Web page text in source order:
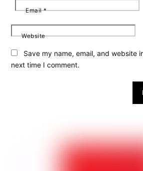
Email*
Website
Save my name, email, and website
next time I comment.